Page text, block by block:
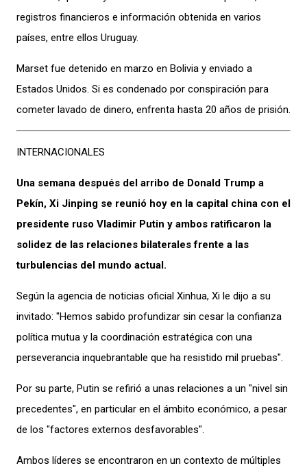
registros financieros e información obtenida en varios
países, entre ellos Uruguay.
Marset fue detenido en marzo en Bolivia y enviado a
Estados Unidos. Si es condenado por conspiración para
cometer lavado de dinero, enfrenta hasta 20 años de prisión.
INTERNACIONALES
Una semana después del arribo de Donald Trump a
Pekín, Xi Jinping se reunió hoy en la capital china con el
presidente ruso Vladimir Putin y ambos ratificaron la
solidez de las relaciones bilaterales frente a las
turbulencias del mundo actual.
Según la agencia de noticias oficial Xinhua, Xi le dijo a su
invitado: "Hemos sabido profundizar sin cesar la confianza
política mutua y la coordinación estratégica con una
perseverancia inquebrantable que ha resistido mil pruebas".
Por su parte, Putin se refirió a unas relaciones a un "nivel sin
precedentes", en particular en el ámbito económico, a pesar
de los "factores externos desfavorables".
Ambos líderes se encontraron en un contexto de múltiples